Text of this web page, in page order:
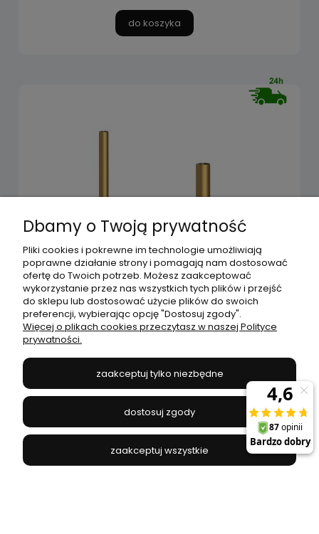
do koszyka
Kinkiet LASER WALL SOLID BRASS 8308 Nowodvorski
Lighting
299,00 zł
do koszyka
Dbamy o Twoją prywatność
Pliki cookies i pokrewne im technologie umożliwiają
poprawne działanie strony i pomagają nam dostosować
ofertę do Twoich potrzeb. Możesz zaakceptować
wykorzystanie przez nas wszystkich tych plików i przejść
do sklepu lub dostosować użycie plików do swoich
preferencji, wybierając opcję "Dostosuj zgody".
Więcej o plikach cookies przeczytasz w naszej Polityce
prywatności.
zaakceptuj tylko niezbędne
dostosuj zgody
zaakceptuj wszystkie